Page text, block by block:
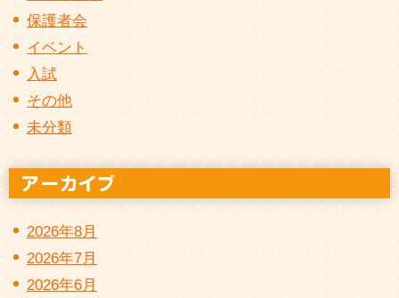
保護者会
イベント
入試
その他
未分類
2026年8月
2026年7月
2026年6月